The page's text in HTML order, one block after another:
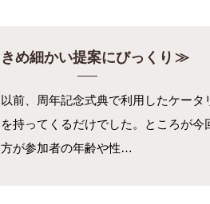
きめ細かい提案にびっくり
以前、周年記念式典で利用したケータ
を持ってくるだけでした。ところが今
方が参加者の年齢や性…